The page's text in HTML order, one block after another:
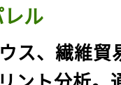
ル
ス、繊維貿